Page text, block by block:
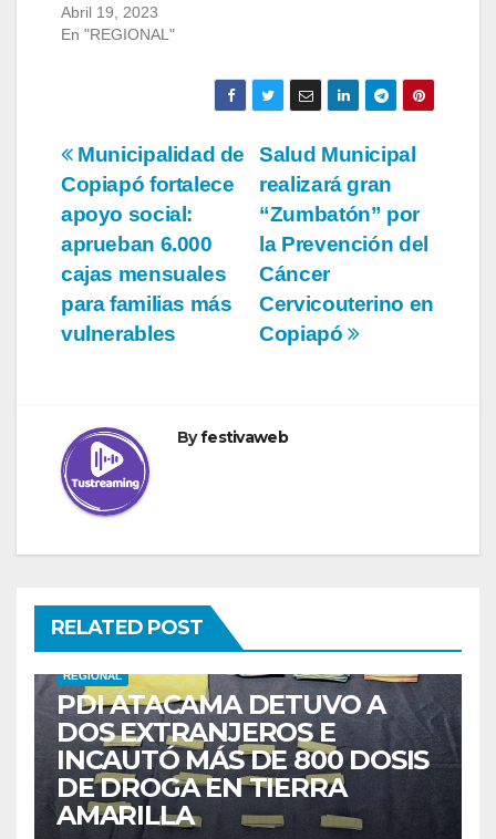
Abril 19, 2023
En "REGIONAL"
Navegación
de
entradas
Salud Municipal
realizará gran
“Zumbatón” por
la Prevención del
Cáncer
Cervicouterino en
Copiapó
Municipalidad de
Copiapó fortalece
apoyo social:
aprueban 6.000
cajas mensuales
para familias más
vulnerables
Byfestivaweb
RELATED POST
REGIONAL
PDI ATACAMA DETUVO A
DOS EXTRANJEROS E
INCAUTÓ MÁS DE 800 DOSIS
DE DROGA EN TIERRA
AMARILLA